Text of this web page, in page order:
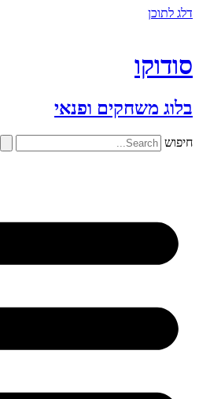
דלג לתוכן
סודוקו
בלוג משחקים ופנאי
חיפוש